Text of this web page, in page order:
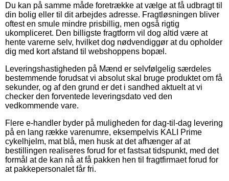
Du kan på samme måde foretrække at vælge at få udbragt til
din bolig eller til dit arbejdes adresse. Fragtløsningen bliver
oftest en smule mindre prisbillig, men også rigtig
ukompliceret. Den billigste fragtform vil dog altid være at
hente varerne selv, hvilket dog nødvendiggør at du opholder
dig med kort afstand til webshoppens bopæl.
Leveringshastigheden på Mænd er selvfølgelig særdeles
bestemmende forudsat vi absolut skal bruge produktet om få
sekunder, og af den grund er det i sandhed aktuelt at vi
checker den forventede leveringsdato ved den
vedkommende vare.
Flere e-handler byder på muligheden for dag-til-dag levering
på en lang række varenumre, eksempelvis KALI Prime
cykelhjelm, mat blå, men husk at det afhænger af at
bestillingen realiseres forud for et fastsat tidspunkt, med det
formål at de kan nå at få pakken hen til fragtfirmaet forud for
at pakkepersonalet får fri.